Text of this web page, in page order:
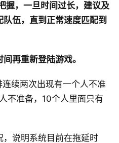
握，一旦时间过长，建议及
伍，直到正常速度匹配到
再重新登陆游戏。
连续两次出现有一个人不准
不准备，10个人里面只有
说明系统目前在拖延时